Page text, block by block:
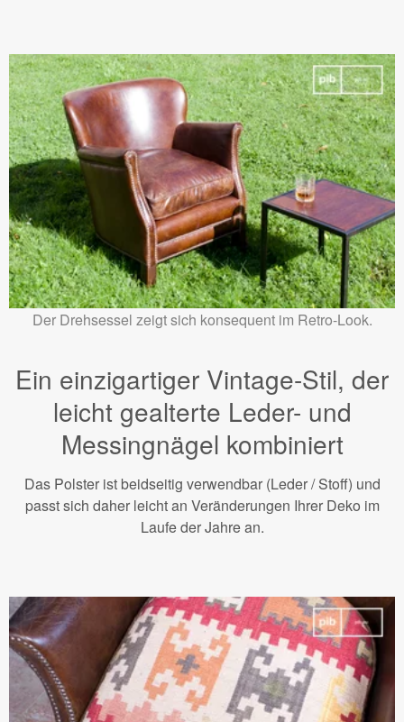
Der Drehsessel zeigt sich konsequent im Retro-Look.
Ein einzigartiger Vintage-Stil, der
leicht gealterte Leder- und
Messingnägel kombiniert
Das Polster ist beidseitig verwendbar (Leder / Stoff) und
passt sich daher leicht an Veränderungen Ihrer Deko im
Laufe der Jahre an.